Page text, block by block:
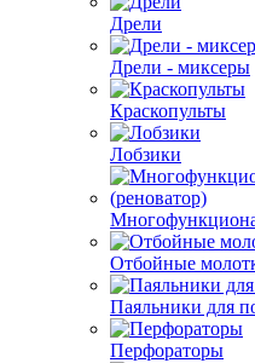
Дрели
Дрели - миксеры
Краскопульты
Лобзики
Отбойные
Паяльники для
Перфораторы